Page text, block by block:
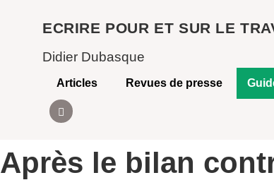
contenu
ECRIRE POUR ET SUR LE
Didier Dubasque
Articles Revues de presse
Après le bilan